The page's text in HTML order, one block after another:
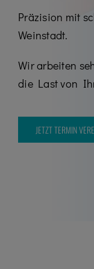
Karriere
07195 / 97 97 32
Präzision mit
Weinstadt.
Wir arbeiten
die Last von
JETZT TERMIN